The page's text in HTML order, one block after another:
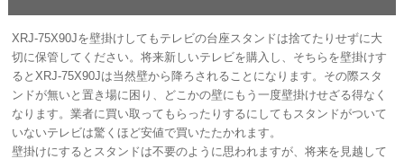
XRJ-75X90Jを壁掛けしてもテレビの台座スタンドは捨てたりせずに大
切に保管してください。将来新しいテレビを購入し、そちらを壁掛けす
るとXRJ-75X90Jは当然壁から降ろされることになります。その際スタ
ンドが無いと置き場に困り、どこかの壁にもう一度壁掛けせざる得なく
なります。業者に買い取ってもらったりするにしてもスタンドがついて
いないテレビは驚くほど安値で買いたたかれます。
壁掛けにするとスタンドは不要のように思われますが、将来を見越して